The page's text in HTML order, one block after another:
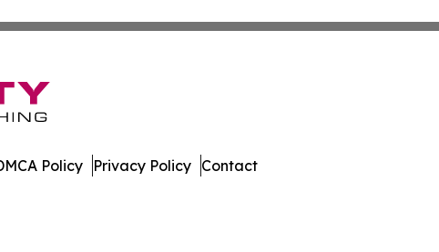
Policy Privacy Policy Contact